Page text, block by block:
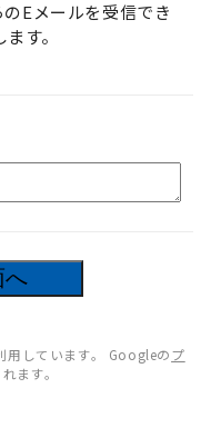
Eメールを受信でき
す。
があります。
用しています。 Googleのプ
ます。